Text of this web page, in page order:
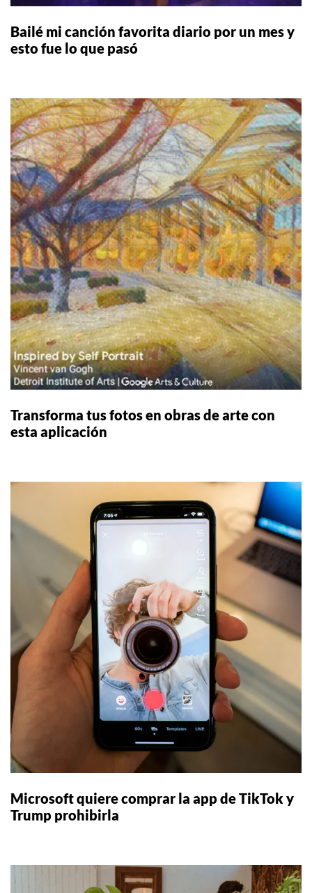
Bailé mi canción favorita diario por un mes y
esto fue lo que pasó
Transforma tus fotos en obras de arte con
esta aplicación
Microsoft quiere comprar la app de TikTok y
Trump prohibirla